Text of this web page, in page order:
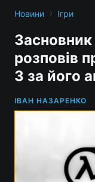
Новини › Ігри
розповів
3 за його
ІВАН НАЗАРЕНКО